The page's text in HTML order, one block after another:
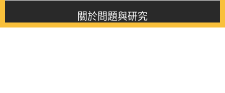
關於問題與研究
About this journal